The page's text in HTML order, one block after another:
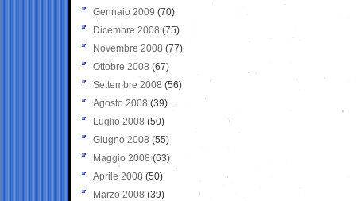
Gennaio 2009 (70)
Dicembre 2008 (75)
Novembre 2008 (77)
Ottobre 2008 (67)
Settembre 2008 (56)
Agosto 2008 (39)
Luglio 2008 (50)
Giugno 2008 (55)
Maggio 2008(63)
Aprile 2008 (50)
Marzo 2008 (39)